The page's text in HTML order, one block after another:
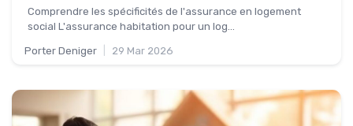
Comprendre les spécificités de l'assurance en logement
social L'assurance habitation pour un log...
Porter Deniger 29 Mar 2026